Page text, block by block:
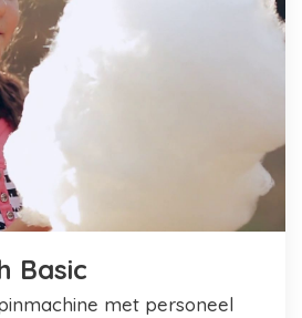
Basic
met personeel